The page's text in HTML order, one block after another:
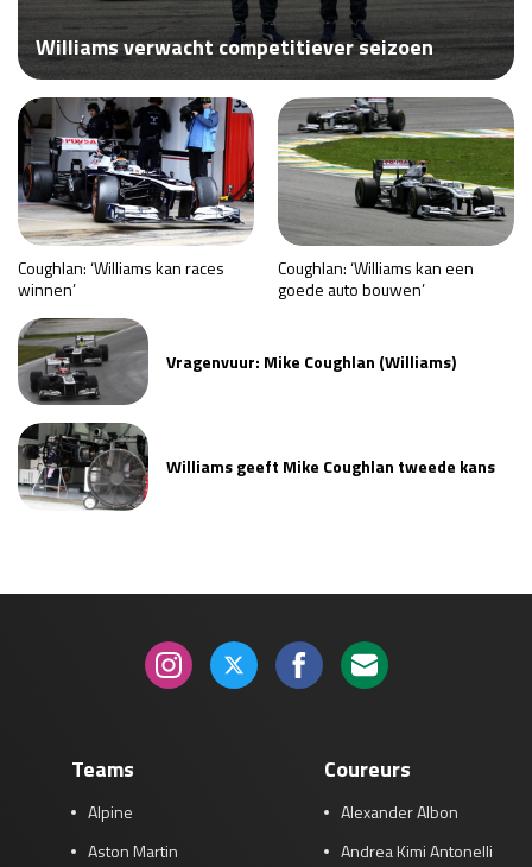
Race
za 13:00 - 15:00
GP VERENIGDE STATEN 2026 23 - 25 okt
Kwalificatie
Race
zo 21:00 - 23:00
GP MEXICO 2026
GP SÃO PAULO 2026 06 - 08 nov
Kwalificatie
Race
LAS VEGAS GRAND PRIX 2026
zo 05:00 - 07:00
Williams verwacht competitiever seizoen
Coughlan: ‘Williams kan races
winnen’
Coughlan: ‘Williams kan een
goede auto bouwen’
Vragenvuur: Mike Coughlan (Williams)
Williams geeft Mike Coughlan tweede kans
Teams
Alpine
Aston Martin
Coureurs
Alexander Albon
Andrea Kimi Antonelli